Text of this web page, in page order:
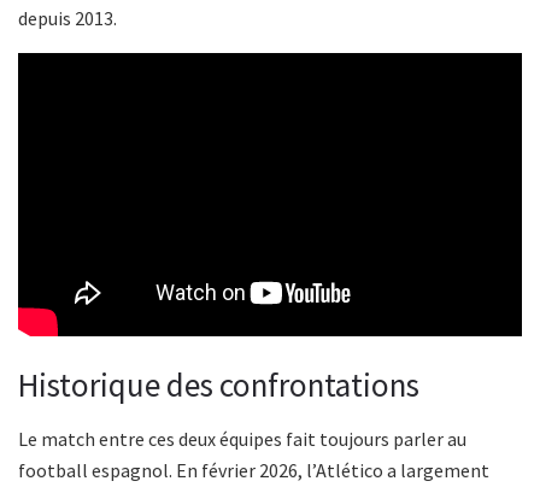
depuis 2013.
Historique des confrontations
Le match entre ces deux équipes fait toujours parler au
football espagnol. En février 2026, l’Atlético a largement